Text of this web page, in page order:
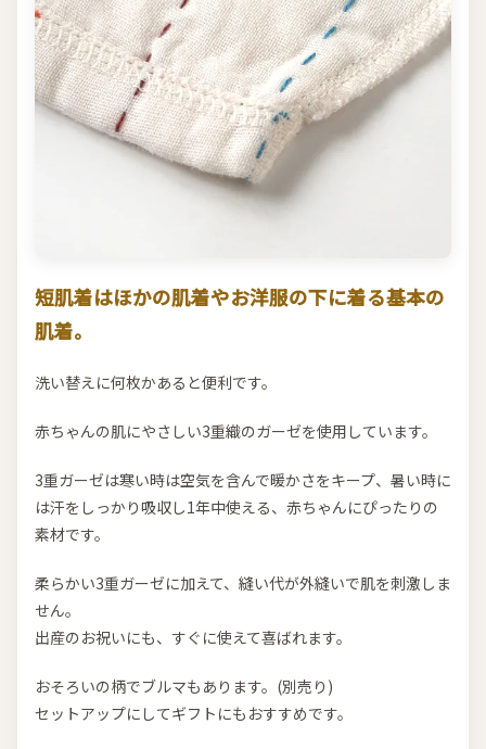
短肌着はほかの肌着やお洋服の下に着る基本の
肌着。
洗い替えに何枚かあると便利です。
赤ちゃんの肌にやさしい3重織のガーゼを使用しています。
3重ガーゼは寒い時は空気を含んで暖かさをキープ、暑い時に
は汗をしっかり吸収し1年中使える、赤ちゃんにぴったりの
素材です。
柔らかい3重ガーゼに加えて、縫い代が外縫いで肌を刺激しま
せん。
出産のお祝いにも、すぐに使えて喜ばれます。
おそろいの柄でブルマもあります。(別売り)
セットアップにしてギフトにもおすすめです。